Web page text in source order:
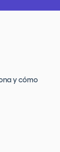
y cómo